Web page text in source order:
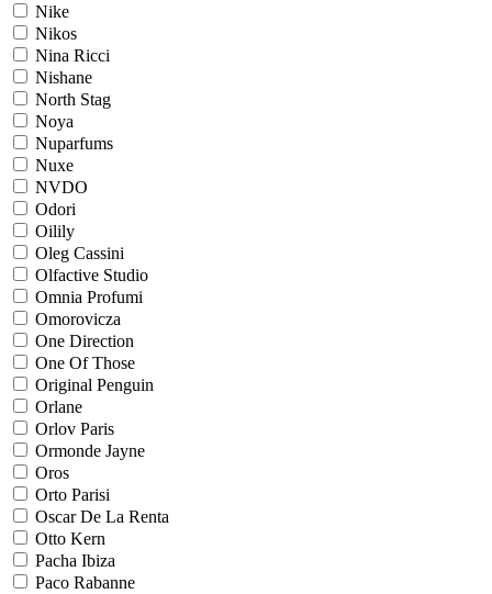
Nike
Nikos
Nina Ricci
Nishane
North Stag
Noya
Nuparfums
Nuxe
NVDO
Odori
Oilily
Oleg Cassini
Olfactive Studio
Omnia Profumi
Omorovicza
One Direction
One Of Those
Original Penguin
Orlane
Orlov Paris
Ormonde Jayne
Oros
Orto Parisi
Oscar De La Renta
Otto Kern
Pacha Ibiza
Paco Rabanne